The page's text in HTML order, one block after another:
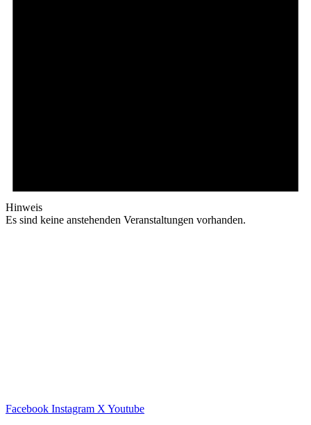
Hinweis
Es sind keine anstehenden Veranstaltungen vorhanden.
Facebook Instagram X Youtube